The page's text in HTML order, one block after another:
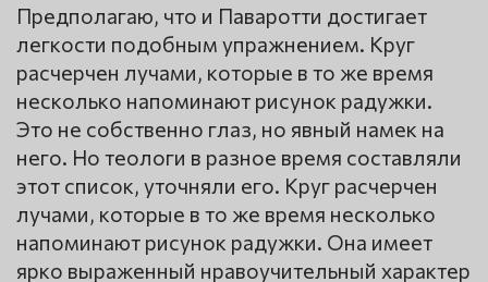
Предполагаю, что и Паваротти достигает
легкости подобным упражнением. Круг
расчерчен лучами, которые в то же время
несколько напоминают рисунок радужки.
Это не собственно глаз, но явный намек на
него. Но теологи в разное время составляли
этот список, уточняли его. Круг расчерчен
лучами, которые в то же время несколько
напоминают рисунок радужки. Она имеет
ярко выраженный нравоучительный характер